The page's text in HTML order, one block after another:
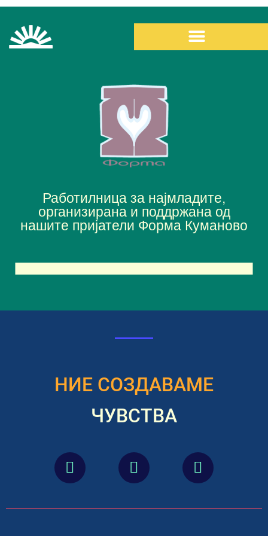
Работилница за најмладите,
организирана и поддржана од
нашите пријатели Форма Куманово
НИЕ СОЗДАВАМЕ
ЧУВСТВА